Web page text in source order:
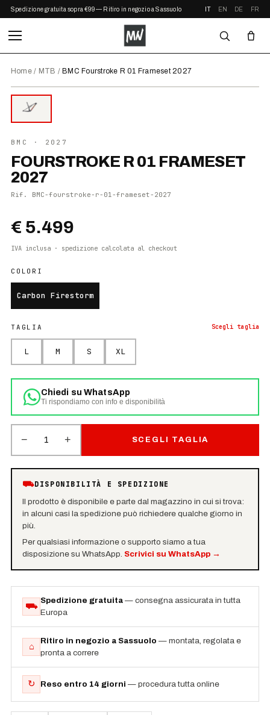
Spedizione gratuita sopra €99 — Ritiro in negozio a Sassuolo IT EN DE FR
Home/ MTB / BMC Fourstroke R 01 Frameset 2027
2027
BMC · 2027
FOURSTROKE R 01 FRAMESET
2027
Rif. BMC-fourstroke-r-01-frameset-2027
€ 5.499
IVA inclusa · spedizione calcolata al checkout
COLORI
Carbon Firestorm
TAGLIA Scegli taglia
L M S XL
Chiedi su WhatsApp
Ti rispondiamo con info e disponibilità
− 1 + SCEGLI TAGLIA
⛟DISPONIBILITÀ E SPEDIZIONE
Il prodotto è disponibile e parte dal magazzino in cui si trova:
in alcuni casi la spedizione può richiedere qualche giorno in
più.
Per qualsiasi informazione o supporto siamo a tua
disposizione su WhatsApp. Scrivici su WhatsApp→
⛟
Spedizione gratuita — consegna assicurata in tutta
Europa
⌂
Ritiro in negozio a Sassuolo — montata, regolata e
pronta a correre
↻ Reso entro 14 giorni — procedura tutta online